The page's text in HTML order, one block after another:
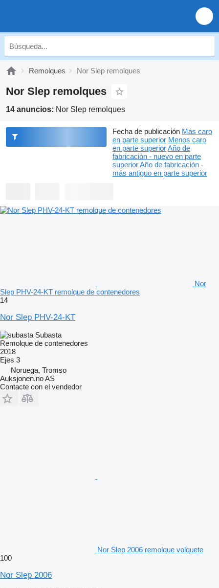
Remolques Nor Slep remolques
Nor Slep remolques
14 anuncios: Nor Slep remolques
Fecha de publicación Más caro
en parte superior Menos caro
en parte superiorAño de
fabricación - nuevo en parte
superiorAño de fabricación -
más antiguo en parte superior
Nor
Slep PHV-24-KT remolque de contenedores
14
Nor Slep PHV-24-KT
Subasta
Remolque de contenedores
2018
Ejes 3
Noruega, Tromso
Auksjonen.no AS
Contacte con el vendedor
Nor Slep 2006 remolque volquete
100
Nor Slep 2006